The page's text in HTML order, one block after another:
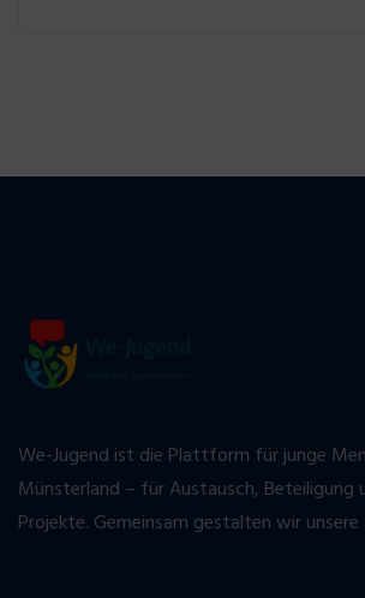
We-Jugend ist die Plattform für junge
Münsterland – für Austausch, Beteiligung
Projekte. Gemeinsam gestalten wir